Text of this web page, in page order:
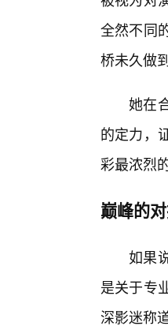
全然不同
桥未久做
她在
的定力，
彩最浓烈
巅峰的
如果
是关于专
深影迷称